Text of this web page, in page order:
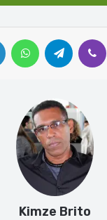
Linkedin WhatsAppTelegram
Kimze Brito